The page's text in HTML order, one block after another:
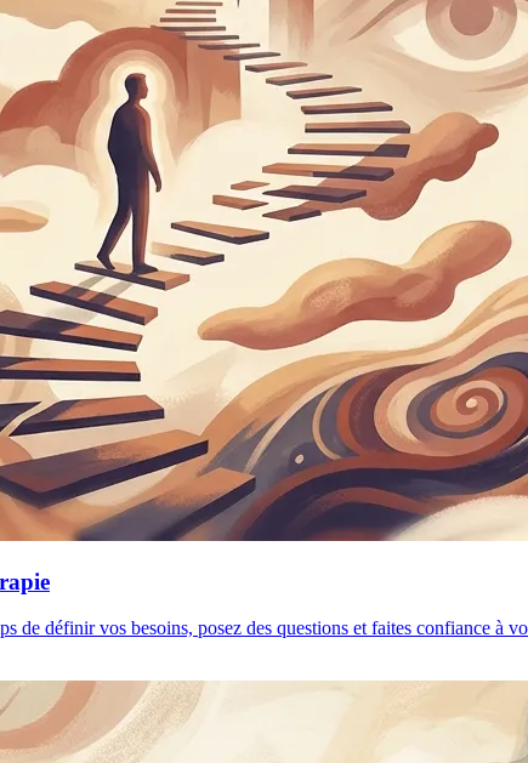
de définir vos besoins, posez des questions et faites confiance à